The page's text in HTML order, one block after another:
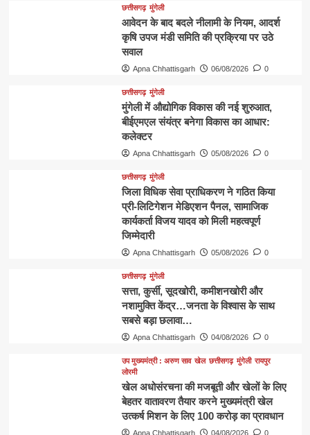
छत्तीसगढ़ मुंगेली
आवेदन के बाद बदले नीलामी के नियम, आदर्श
कृषि उपज मंडी समिति की प्रक्रिया पर उठे
सवाल
Apna Chhattisgarh 06/08/2026 0
छत्तीसगढ़ मुंगेली
मुंगेली में औद्योगिक विकास की नई शुरुआत,
बीईएमएल संयंत्र बनेगा विकास का आधार:
कलेक्टर
Apna Chhattisgarh 05/08/2026 0
छत्तीसगढ़ मुंगेली
जिला विधिक सेवा प्राधिकरण ने गठित किया
प्री-लिटिगेशन मेडिएशन पैनल, सामाजिक
कार्यकर्ता विजय यादव को मिली महत्वपूर्ण
जिम्मेदारी
Apna Chhattisgarh 05/08/2026 0
छत्तीसगढ़ मुंगेली
​सत्ता, कुर्सी, सूदखोरी, कमीशनखोरी और
नशामुक्ति केंद्र…जनता के विश्वास के साथ
सबसे बड़ा छलावा…
Apna Chhattisgarh 04/08/2026 0
उप मुख्यमंत्री : अरुण साव खेल छत्तीसगढ़ मुंगेली रायपुर
लोरमी
खेल अधोसंरचना की मजबूती और खेलों के लिए
बेहतर वातावरण तैयार करने मुख्यमंत्री खेल
उत्कर्ष मिशन के लिए 100 करोड़ का प्रावधान
Apna Chhattisgarh 04/08/2026 0